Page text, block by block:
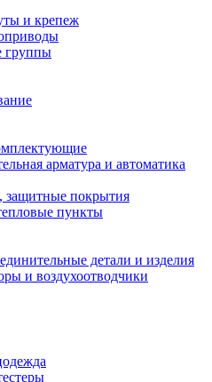
и крепеж
группы
арматура и автоматика
защитные покрытия
пункты
детали и изделия
и воздухоотводчики